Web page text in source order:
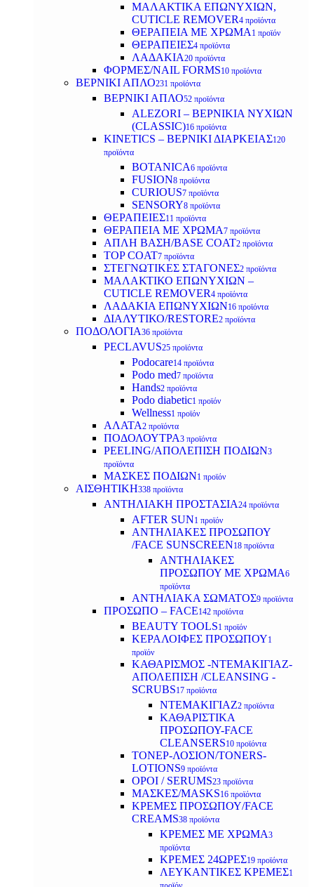
ΜΑΛΑΚΤΙΚΑ ΕΠΩΝΥΧΙΩΝ,
CUTICLE REMOVER4 προϊόντα
ΘΕΡΑΠΕΙΑ ΜΕ ΧΡΩΜΑ 1 προϊόν
ΘΕΡΑΠΕΙΕΣ4 προϊόντα
ΛΑΔΑΚΙΑ20 προϊόντα
ΦΟΡΜΕΣ/NAIL FORMS10 προϊόντα
ΒΕΡΝΙΚΙ ΑΠΛΟ231 προϊόντα
ΒΕΡΝΙΚΙ ΑΠΛΟ52 προϊόντα
ALEZORI – ΒΕΡΝΙΚΙΑ ΝΥΧΙΩΝ
(CLASSIC)16 προϊόντα
KINETICS – ΒΕΡΝΙΚΙ ΔΙΑΡΚΕΙΑΣ120
προϊόντα
BOTANICA6 προϊόντα
FUSION8 προϊόντα
CURIOUS7 προϊόντα
SENSORY8 προϊόντα
ΘΕΡΑΠΕΙΕΣ11 προϊόντα
ΘΕΡΑΠΕΙΑ ΜΕ ΧΡΩΜΑ7 προϊόντα
ΑΠΛΗ ΒΑΣΗ/BASE COAT2 προϊόντα
TOP COAT7 προϊόντα
ΣΤΕΓΝΩΤΙΚΕΣ ΣΤΑΓΟΝΕΣ2 προϊόντα
ΜΑΛΑΚΤΙΚΟ ΕΠΩΝΥΧΙΩΝ –
CUTICLE REMOVER4 προϊόντα
ΛΑΔΑΚΙΑ ΕΠΩΝΥΧΙΩΝ16 προϊόντα
ΔΙΑΛΥΤΙΚΟ/RESTORE2 προϊόντα
ΠΟΔΟΛΟΓΙΑ36 προϊόντα
PECLAVUS25 προϊόντα
Podocare14 προϊόντα
Podo med7 προϊόντα
Hands2 προϊόντα
Podo diabetic1 προϊόν
Wellness1 προϊόν
ΑΛΑΤΑ2 προϊόντα
ΠΟΔΟΛΟΥΤΡΑ3 προϊόντα
PEELING/ΑΠΟΛΕΠΙΣΗ ΠΟΔΙΩΝ3
προϊόντα
ΜΑΣΚΕΣ ΠΟΔΙΩΝ1 προϊόν
ΑΙΣΘΗΤΙΚΗ338 προϊόντα
ΑΝΤΗΛΙΑΚΗ ΠΡΟΣΤΑΣΙΑ24 προϊόντα
AFTER SUN1 προϊόν
ΑΝΤΗΛΙΑΚΕΣ ΠΡΟΣΩΠΟΥ
/FACE SUNSCREEN18 προϊόντα
ΑΝΤΗΛΙΑΚΕΣ
ΠΡΟΣΩΠΟΥ ΜΕ ΧΡΩΜΑ6
προϊόντα
ΑΝΤΗΛΙΑΚΑ ΣΩΜΑΤΟΣ9 προϊόντα
ΠΡΟΣΩΠΟ – FACE142 προϊόντα
BEAUTY TOOLS1 προϊόν
ΚΕΡΑΛΟΙΦΕΣ ΠΡΟΣΩΠΟΥ1
προϊόν
ΚΑΘΑΡΙΣΜΟΣ -ΝΤΕΜΑΚΙΓΙΑΖ-
ΑΠΟΛΕΠΙΣΗ /CLEANSING -
SCRUBS17 προϊόντα
ΝΤΕΜΑΚΙΓΙΑΖ2 προϊόντα
ΚΑΘΑΡΙΣΤΙΚΑ
ΠΡΟΣΩΠΟΥ-FACE
CLEANSERS10 προϊόντα
ΤΟΝΕΡ-ΛΟΣΙΟΝ/TONERS-
LOTIONS9 προϊόντα
ΟΡΟΙ / SERUMS23 προϊόντα
ΜΑΣΚΕΣ/MASKS16 προϊόντα
ΚΡΕΜΕΣ ΠΡΟΣΩΠΟΥ/FACE
CREAMS38 προϊόντα
ΚΡΕΜΕΣ ΜΕ ΧΡΩΜΑ3
προϊόντα
ΚΡΕΜΕΣ 24ΩΡΕΣ19 προϊόντα
ΛΕΥΚΑΝΤΙΚΕΣ ΚΡΕΜΕΣ1